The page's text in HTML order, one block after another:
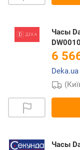
Часы
6
Deka.ua
Часы